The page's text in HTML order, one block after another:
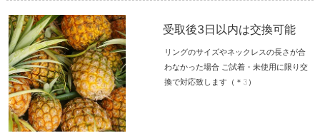
受取後3日以内は交換可能
リングのサイズやネックレスの長さが合
わなかった場合 ご試着・未使用に限り交
換で対応致します（＊3）